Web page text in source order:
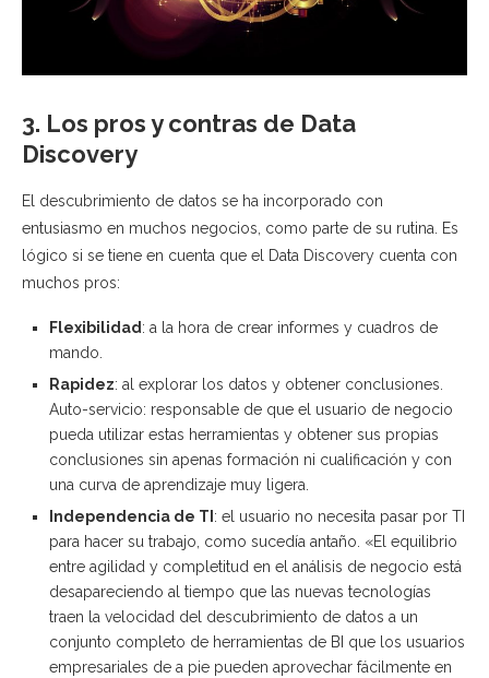
3. Los pros y contras de Data
Discovery
El descubrimiento de datos se ha incorporado con
entusiasmo en muchos negocios, como parte de su rutina. Es
lógico si se tiene en cuenta que el Data Discovery cuenta con
muchos pros:
Flexibilidad : a la hora de crear informes y cuadros de
mando.
Rapidez: al explorar los datos y obtener conclusiones.
Auto-servicio: responsable de que el usuario de negocio
pueda utilizar estas herramientas y obtener sus propias
conclusiones sin apenas formación ni cualificación y con
una curva de aprendizaje muy ligera.
Independencia de TI : el usuario no necesita pasar por TI
para hacer su trabajo, como sucedía antaño. «El equilibrio
entre agilidad y completitud en el análisis de negocio está
desapareciendo al tiempo que las nuevas tecnologías
traen la velocidad del descubrimiento de datos a un
conjunto completo de herramientas de BI que los usuarios
empresariales de a pie pueden aprovechar fácilmente en